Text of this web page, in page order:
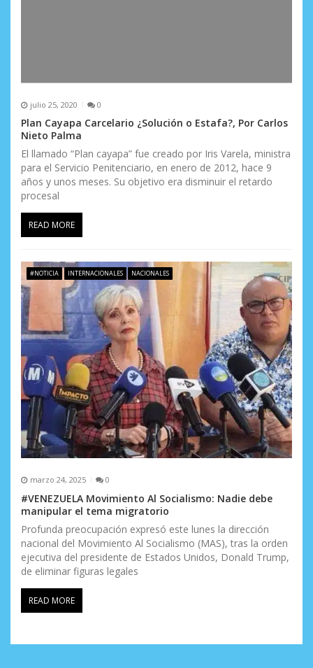
julio 25, 2020 0
Plan Cayapa Carcelario ¿Solución o Estafa?, Por Carlos
Nieto Palma
El llamado “Plan cayapa” fue creado por Iris Varela, ministra
para el Servicio Penitenciario, en enero de 2012, hace 9
años y unos meses. Su objetivo era disminuir el retardo
procesal
READ MORE
#NOTICIA INTERNACIONALES NACIONALES
marzo 24, 2025 0
#VENEZUELA Movimiento Al Socialismo: Nadie debe
manipular el tema migratorio
Profunda preocupación expresó este lunes la dirección
nacional del Movimiento Al Socialismo (MAS), tras la orden
ejecutiva del presidente de Estados Unidos, Donald Trump,
de eliminar figuras legales
READ MORE